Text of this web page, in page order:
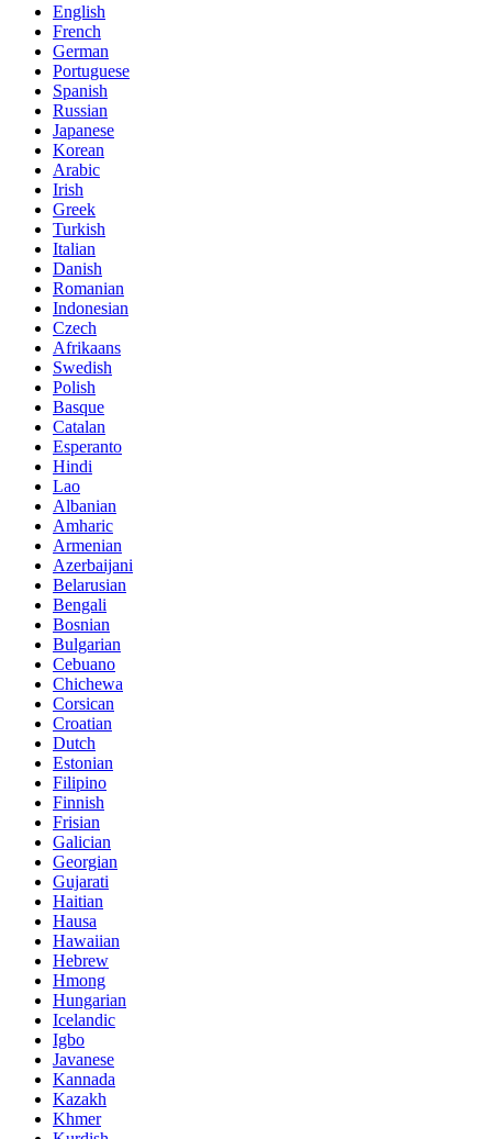
English
French
German
Portuguese
Spanish
Russian
Japanese
Korean
Arabic
Irish
Greek
Turkish
Italian
Danish
Romanian
Indonesian
Czech
Afrikaans
Swedish
Polish
Basque
Catalan
Esperanto
Hindi
Lao
Albanian
Amharic
Armenian
Azerbaijani
Belarusian
Bengali
Bosnian
Bulgarian
Cebuano
Chichewa
Corsican
Croatian
Dutch
Estonian
Filipino
Finnish
Frisian
Galician
Georgian
Gujarati
Haitian
Hausa
Hawaiian
Hebrew
Hmong
Hungarian
Icelandic
Igbo
Javanese
Kannada
Kazakh
Khmer